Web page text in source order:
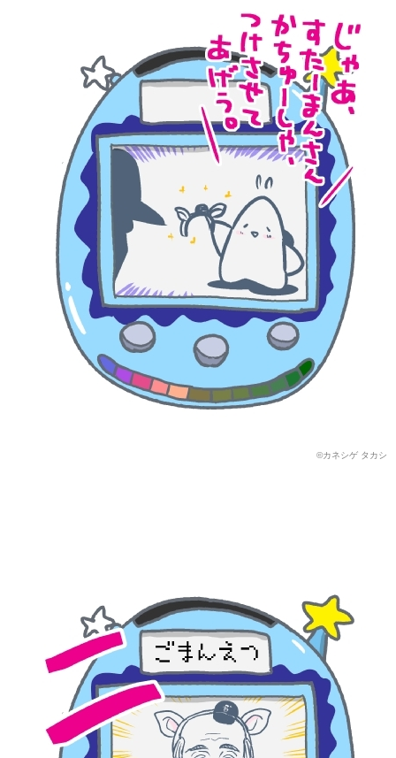
©カネシゲ タカシ